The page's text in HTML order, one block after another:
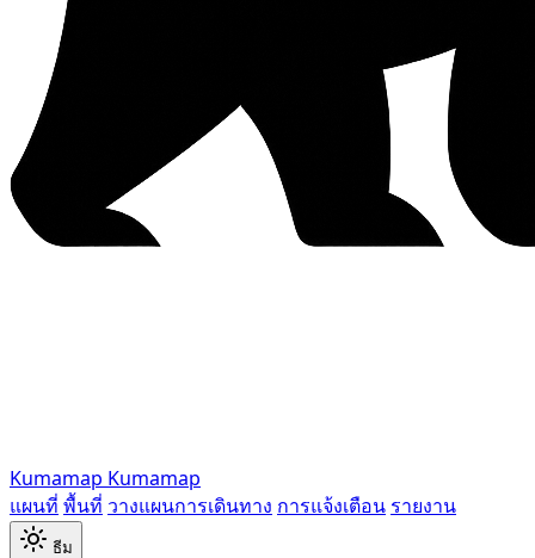
Kumamap Kumamap
แผนที่ พื้นที่ วางแผนการเดินทาง การแจ้งเตือน รายงาน
ธีม